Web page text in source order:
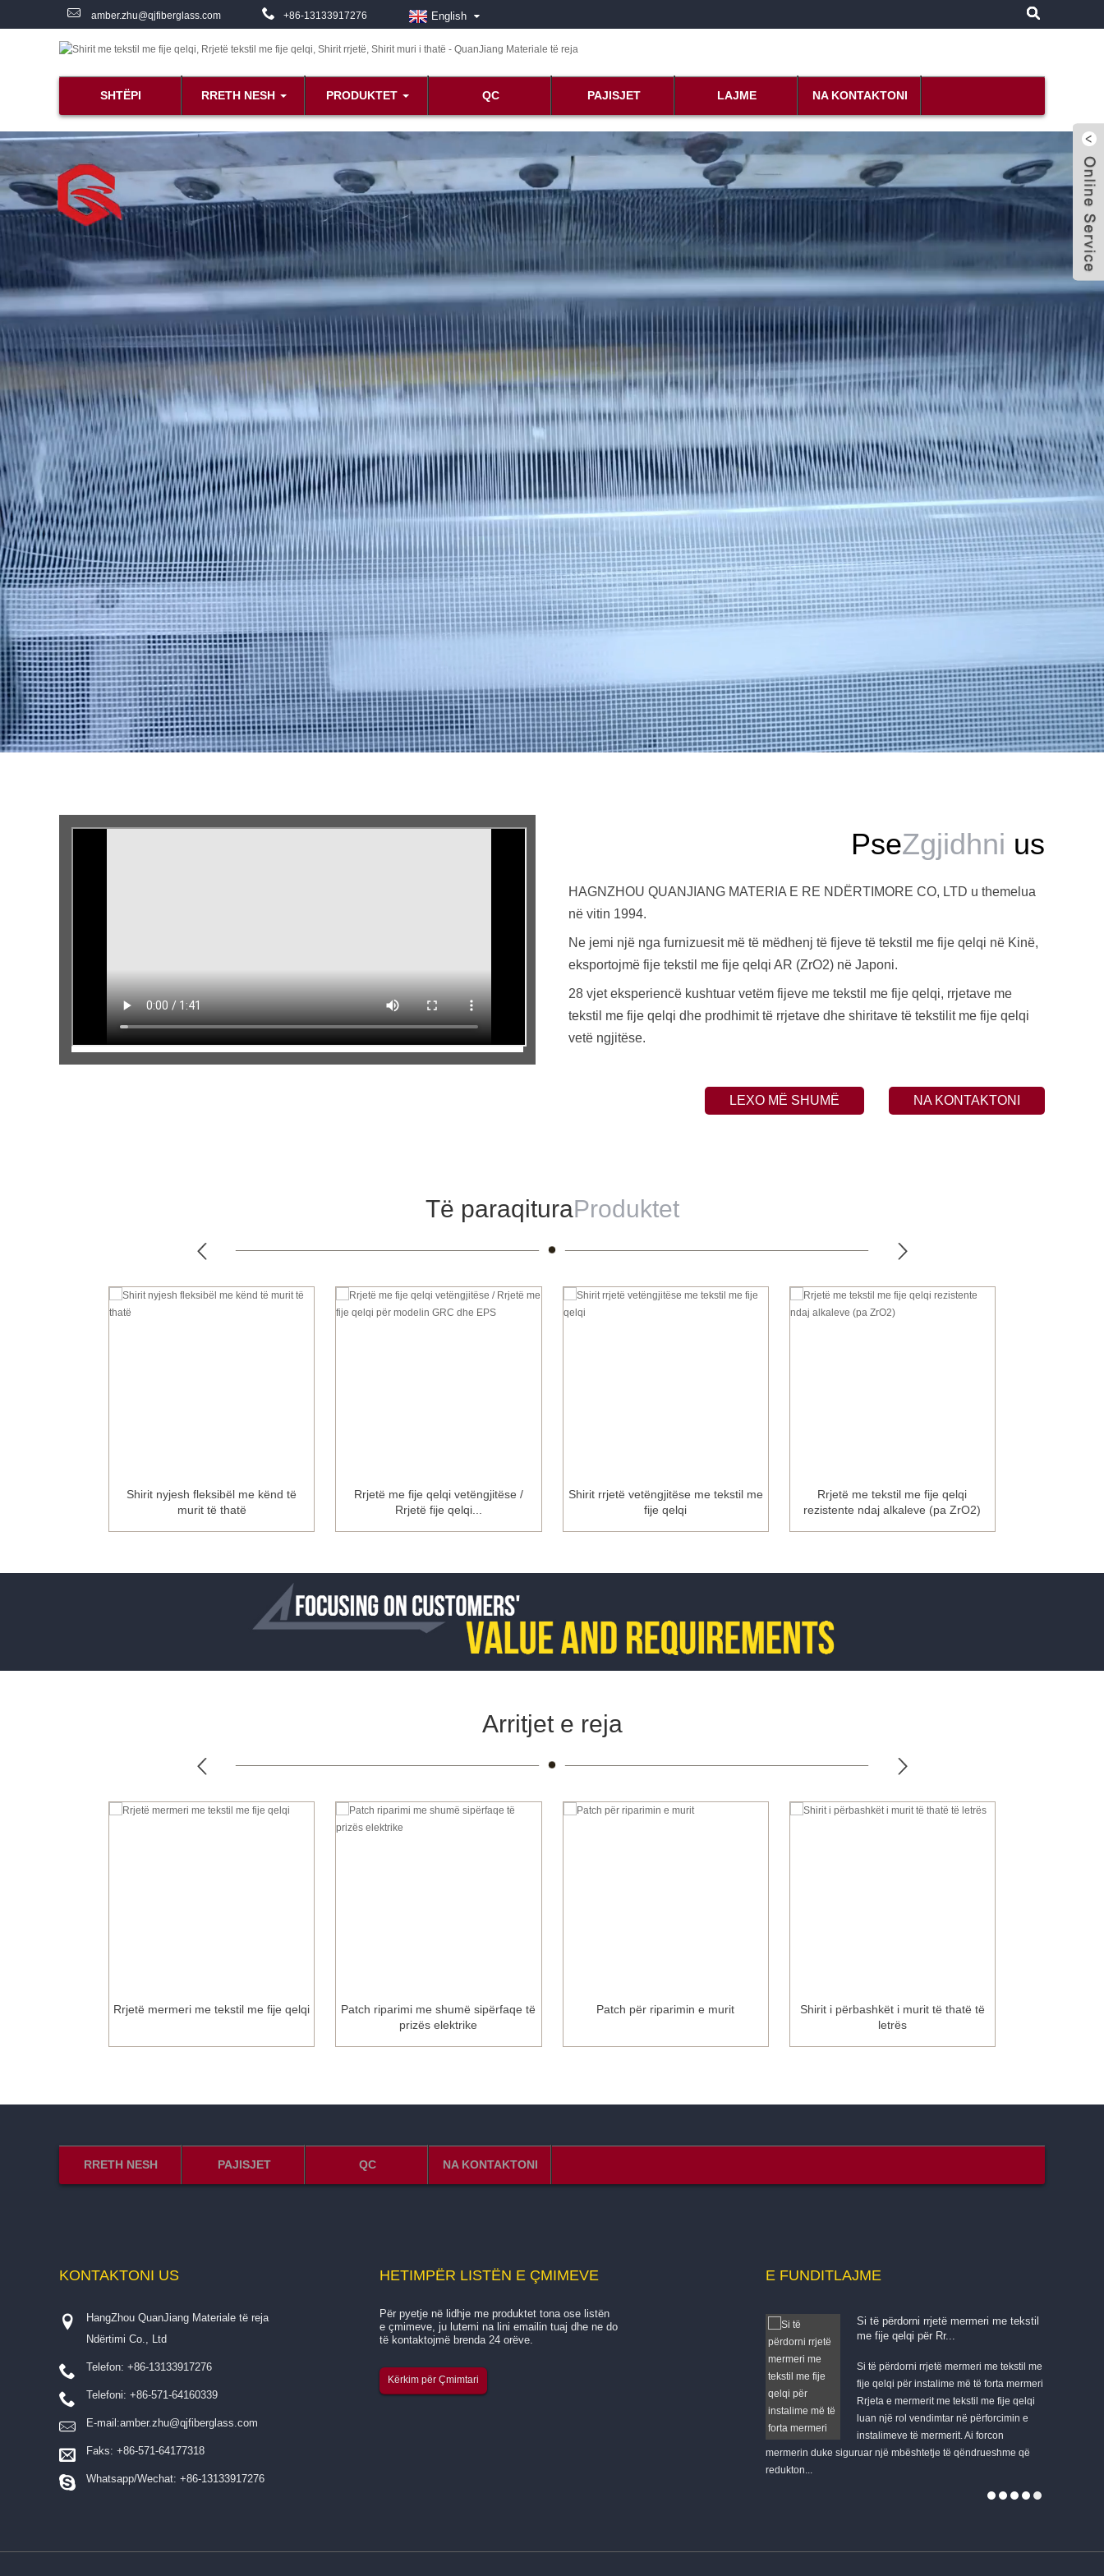
+86-13133917276
amber.zhu@qjfiberglass.com English
SHTËPI RRETH NESH PRODUKTET QC PAJISJET LAJME NA KONTAKTONI
PseZgjidhni us
HAGNZHOU QUANJIANG MATERIA E RE NDËRTIMORE CO, LTD u themelua
në vitin 1994.
Ne jemi një nga furnizuesit më të mëdhenj të fijeve të tekstil me fije qelqi në Kinë,
eksportojmë fije tekstil me fije qelqi AR (ZrO2) në Japoni.
28 vjet eksperiencë kushtuar vetëm fijeve me tekstil me fije qelqi, rrjetave me
tekstil me fije qelqi dhe prodhimit të rrjetave dhe shiritave të tekstilit me fije qelqi
vetë ngjitëse.
NA KONTAKTONI
LEXO MË SHUMË
Të paraqituraProduktet
Shirit nyjesh fleksibël me kënd të
murit të thatë
Rrjetë me fije qelqi vetëngjitëse /
Rrjetë fije qelqi...
Shirit rrjetë vetëngjitëse me tekstil me
fije qelqi
Rrjetë me tekstil me fije qelqi
rezistente ndaj alkaleve (pa ZrO2)
Arritjet e reja
Rrjetë mermeri me tekstil me fije qelqi
Patch riparimi me shumë sipërfaqe të
prizës elektrike
Patch për riparimin e murit
Shirit i përbashkët i murit të thatë të
letrës
RRETH NESH PAJISJET QC NA KONTAKTONI
KONTAKTONI US
HangZhou QuanJiang Materiale të reja
Ndërtimi Co., Ltd
Telefon: +86-13133917276
Telefoni: +86-571-64160339
E-mail:amber.zhu@qjfiberglass.com
Faks: +86-571-64177318
Whatsapp/Wechat: +86-13133917276
HETIMPËR LISTËN E ÇMIMEVE
Për pyetje në lidhje me produktet tona ose listën
e çmimeve, ju lutemi na lini emailin tuaj dhe ne do
të kontaktojmë brenda 24 orëve.
Kërkim për Çmimtari
E FUNDITLAJME
Hyrje në lidhje me gl të kompanisë sonë...
Si të përdorni rrjetë mermeri me tekstil
me fije qelqi për Rr...
Si të përdorni rrjetë mermeri me tekstil me
fije qelqi për instalime më të forta mermeri
Rrjeta e mermerit me tekstil me fije qelqi
luan një rol vendimtar në përforcimin e
instalimeve të mermerit. Ai forcon
mermerin duke siguruar një mbështetje të qëndrueshme që
redukton...